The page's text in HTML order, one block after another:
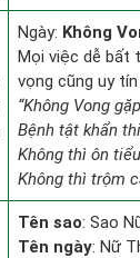
Ngày: Không
Mọi việc dễ bất
vọng cũng uy
“Không Vong
Bệnh tật khẩn
Không thì ôn
Không thì trộm
Tên sao: Sao
Tên ngày: Nữ